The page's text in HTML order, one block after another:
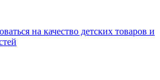
на качество детских товаров и